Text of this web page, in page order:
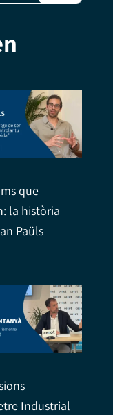
que
la història
Paüls
Industrial